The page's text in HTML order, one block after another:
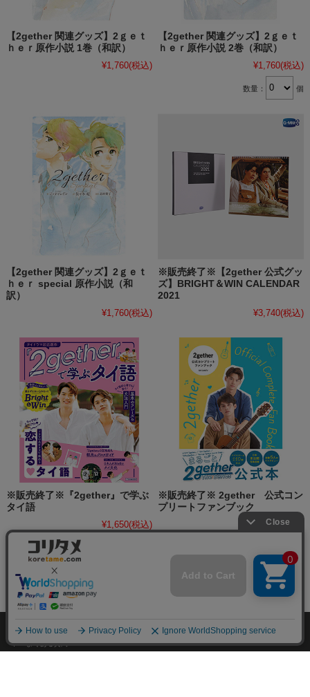
【2gether 関連グッズ】2ｇｅｔ
ｈｅｒ原作小説 1巻（和訳）
¥1,760(税込)
【2gether 関連グッズ】2ｇｅｔ
ｈｅｒ原作小説 2巻（和訳）
¥1,760(税込)
数量： 個
【2gether 関連グッズ】2ｇｅｔ
ｈｅｒ special 原作小説（和
訳）
¥1,760(税込)
※販売終了※【2gether 公式グッ
ズ】BRIGHT＆WIN CALENDAR
2021
¥3,740(税込)
※販売終了※『2gether』で学ぶ
タイ語
¥1,650(税込)
※販売終了※ 2gether 公式コン
プリートファンブック
¥2,750(税込)
個人情報の取り扱いについて 特定商取引法に関する表示
お客様の声
よくある質問